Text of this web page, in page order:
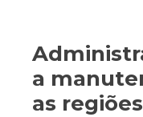
a
as